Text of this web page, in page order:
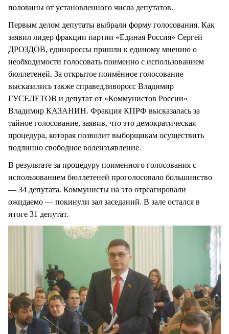
половины от установленного числа депутатов.
Первым делом депутаты выбрали форму голосования. Как
заявил лидер фракции партии «Единая Россия» Сергей
ДРОЗДОВ, единороссы пришли к единому мнению о
необходимости голосовать поименно с использованием
бюллетеней. За открытое поимённое голосование
высказались также справедливоросс Владимир
ГУСЕЛЕТОВ и депутат от «Коммунистов России»
Владимир КАЗАНИН. Фракция КПРФ высказалась за
тайное голосование, заявив, что это демократическая
процедура, которая позволит выборщикам осуществить
подлинно свободное волеизъявление.
В результате за процедуру поименного голосования с
использованием бюллетеней проголосовало большинство
— 34 депутата. Коммунисты на это отреагировали
ожидаемо — покинули зал заседаний. В зале остался в
итоге 31 депутат.